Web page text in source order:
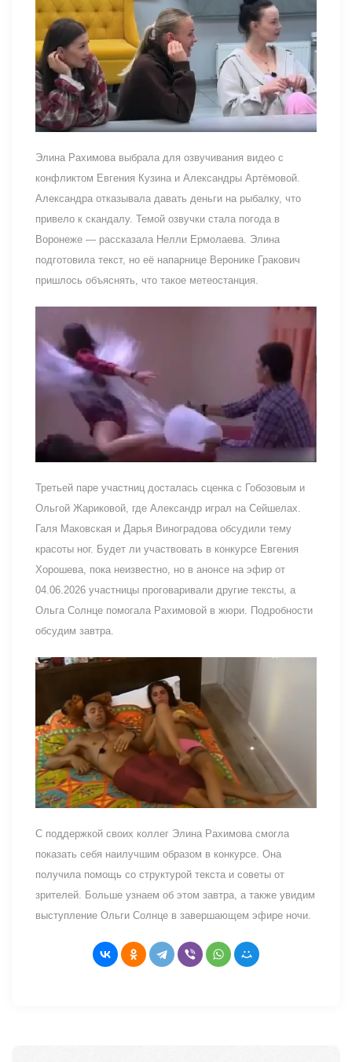
Элина Рахимова выбрала для озвучивания видео с
конфликтом Евгения Кузина и Александры Артёмовой.
Александра отказывала давать деньги на рыбалку, что
привело к скандалу. Темой озвучки стала погода в
Воронеже — рассказала Нелли Ермолаева. Элина
подготовила текст, но её напарнице Веронике Гракович
пришлось объяснять, что такое метеостанция.
Третьей паре участниц досталась сценка с Гобозовым и
Ольгой Жариковой, где Александр играл на Сейшелах.
Галя Маковская и Дарья Виноградова обсудили тему
красоты ног. Будет ли участвовать в конкурсе Евгения
Хорошева, пока неизвестно, но в анонсе на эфир от
04.06.2026 участницы проговаривали другие тексты, а
Ольга Солнце помогала Рахимовой в жюри. Подробности
обсудим завтра.
С поддержкой своих коллег Элина Рахимова смогла
показать себя наилучшим образом в конкурсе. Она
получила помощь со структурой текста и советы от
зрителей. Больше узнаем об этом завтра, а также увидим
выступление Ольги Солнце в завершающем эфире ночи.